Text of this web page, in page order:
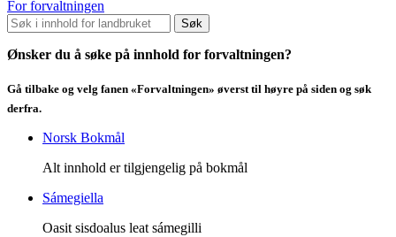
For forvaltningen
Søk
Ønsker du å søke på innhold for forvaltningen?
Gå tilbake og velg fanen «Forvaltningen» øverst til høyre på siden og søk
derfra.
Norsk Bokmål
Alt innhold er tilgjengelig på bokmål
Sámegiella
Oasit sisdoalus leat sámegilli